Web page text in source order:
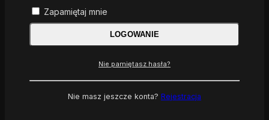
Zapamiętaj mnie
LOGOWANIE
Nie pamiętasz hasła?
Nie masz jeszcze konta? Rejestracja